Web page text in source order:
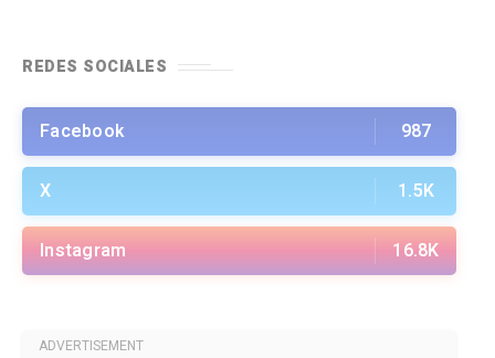
REDES SOCIALES
Facebook 987
X 1.5K
Instagram 16.8K
ADVERTISEMENT